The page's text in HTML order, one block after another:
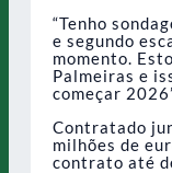
“Tenho
e segundo
momento.
Palmeiras e
começar
Contratado
milhões de
contrato até